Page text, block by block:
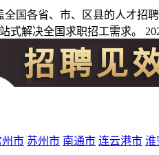
全国各省、市、区县的人才
式解决全国求职招工需求。
州市 苏州市 南通市 连云港市 淮